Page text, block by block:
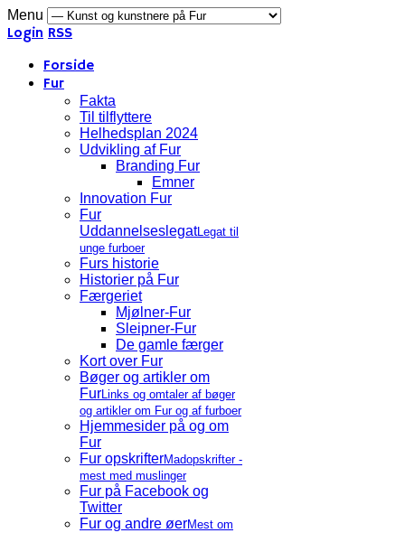
Menu
Login RSS
Forside
Fur
Fakta
Til tilflyttere
Helhedsplan 2024
Udvikling af Fur
Branding Fur
Emner
Innovation Fur
Fur
UddannelseslegatLegat til
unge furboer
Furs historie
Historier på Fur
Færgeriet
Mjølner-Fur
Sleipner-Fur
De gamle færger
Kort over Fur
Bøger og artikler om
FurLinks og omtaler af bøger
og artikler om Fur og af furboer
Hjemmesider på og om
Fur
Fur opskrifterMadopskrifter -
mest med muslinger
Fur på Facebook og
Twitter
Fur og andre øerMest om